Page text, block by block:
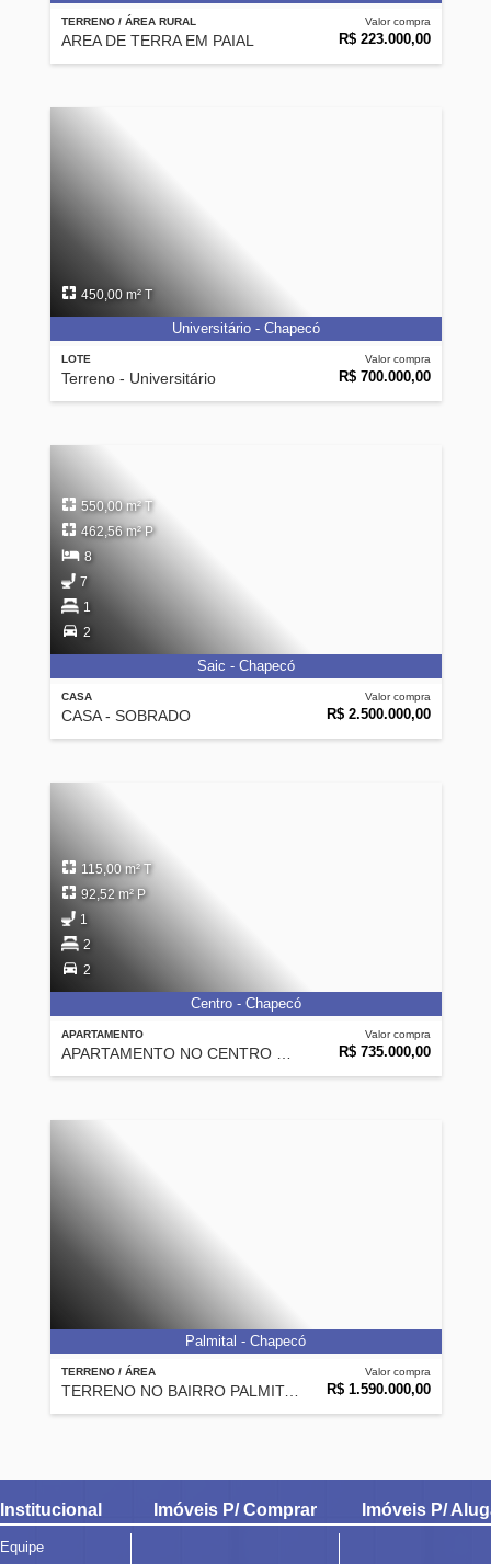
TERRENO / ÁREA RURAL
AREA DE TERRA EM PAIAL
Valor compra
R$ 223.000,00
LOTE
Terreno - Universitário
Valor compra
R$ 700.000,00
450,00 m² T
Universitário - Chapecó
CASA
CASA - SOBRADO
Valor compra
R$ 2.500.000,00
550,00 m² T
462,56 m² P
8
7
1
2
Saic - Chapecó
APARTAMENTO Valor compra
R$ 735.000,00
115,00 m² T
92,52 m² P
1
2
2
Centro - Chapecó
TERRENO / ÁREA
TERRENO NO BAIRRO PALMITAL /ÓTIMA LOCALIZAÇÃO
Valor compra
R$ 1.590.000,00
Palmital - Chapecó
Institucional
Equipe
Imóveis P/ Comprar Imóveis P/